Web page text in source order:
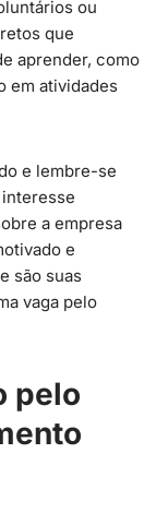
ou
que
aprender, como
em atividades
e lembre-se
a empresa
e
são suas
vaga pelo
pelo